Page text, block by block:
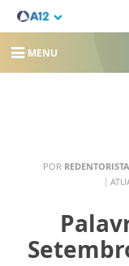
MENU
POR